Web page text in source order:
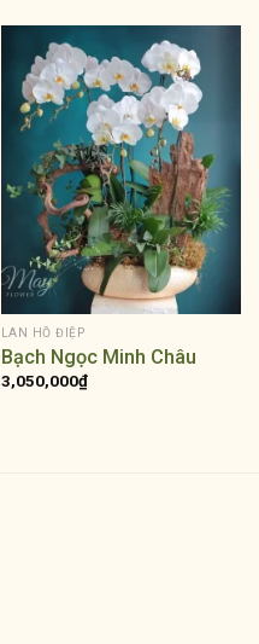
LAN HỒ ĐIỆP
Bạch Ngọc Minh Châu
3,050,000₫